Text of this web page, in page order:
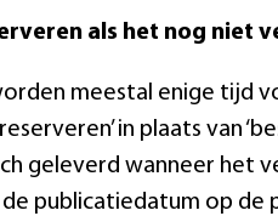
als het nog niet
meestal enige tijd
in plaats van
geleverd wanneer het
publicatiedatum op